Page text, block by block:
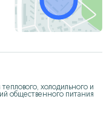
холодильного и
общественного питания
и кафе.